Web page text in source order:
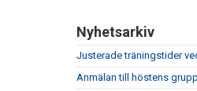
Nyhetsarkiv
Justerade träningstider
Anmälan till höstens